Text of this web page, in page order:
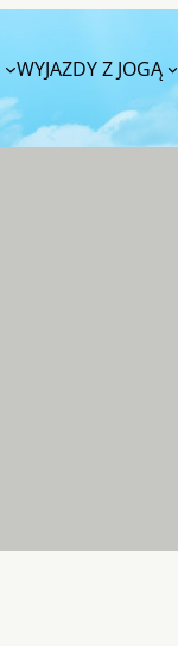
WYJAZDY Z JOGĄ